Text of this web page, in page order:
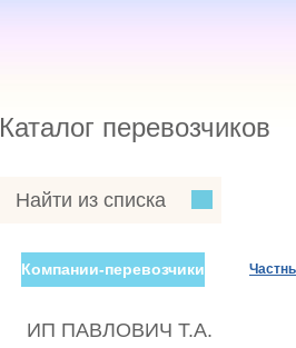
Каталог перевозчиков
Найти из списка
Компании-перевозчики
ИП ПАВЛОВИЧ Т.А.